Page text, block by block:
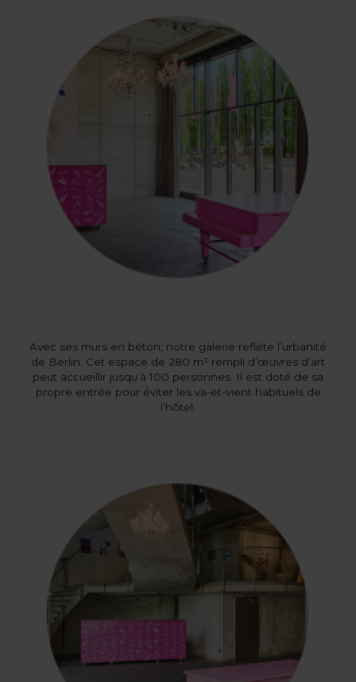
Avec ses murs en béton, notre galerie reflète l’urbanité
de Berlin. Cet espace de 280 m² rempli d’œuvres d’art
peut accueillir jusqu’à 100 personnes. Il est doté de sa
propre entrée pour éviter les va-et-vient habituels de
l’hôtel.